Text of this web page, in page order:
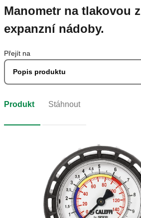
Manometr na tlakovou
expanzní nádoby.
Přejít na
Popis produktu
Produkt Stáhnout